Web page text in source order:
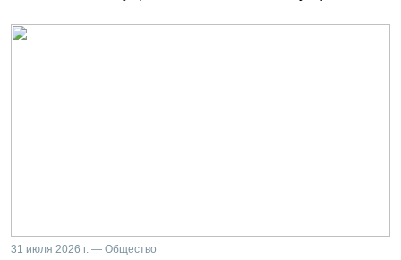
31 июля 2026 г. — Общество